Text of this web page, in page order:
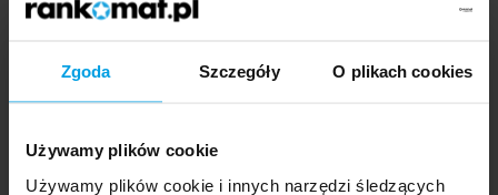
Zgoda Szczegóły O plikach cookies
Używamy plików cookie
Używamy plików cookie i innych narzędzi śledzących
Data urodzenia właściciela/leasingobiorcy
datę,
podając
dzień,
miesiąc,
Wprowadź
datę,